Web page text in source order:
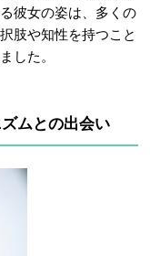
彼女の姿は、多くの
肢や知性を持つこと
した。
ムとの出会い